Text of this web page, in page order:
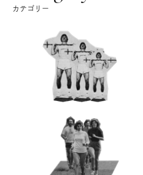
カテゴリー